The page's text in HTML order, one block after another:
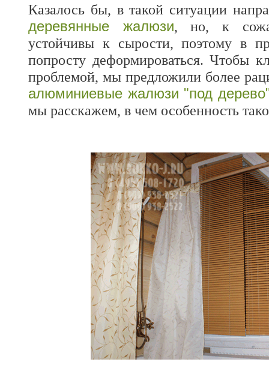
Казалось бы, в такой ситуации
деревянные жалюзи, но, к
устойчивы к сырости, поэтому в
попросту деформироваться. Чтобы
проблемой, мы предложили более
алюминиевые жалюзи "под
мы расскажем, в чем особенность